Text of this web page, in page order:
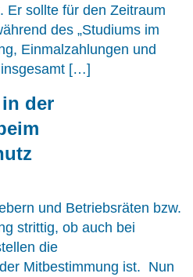
Er sollte für den Zeitraum
des „Studiums im
Einmalzahlungen und
[…]
der
und Betriebsräten bzw.
strittig, ob auch bei
die
Mitbestimmung ist. Nun